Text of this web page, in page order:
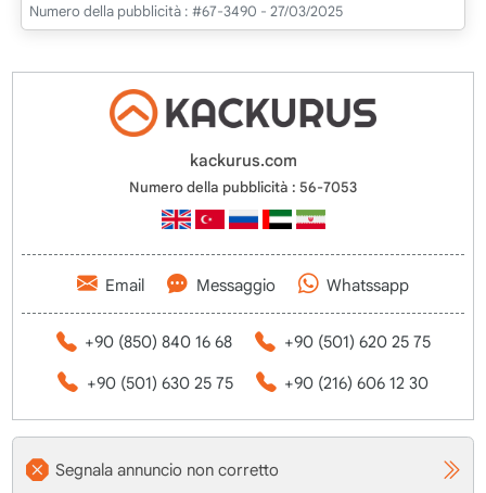
Numero della pubblicità : #67-3490 - 27/03/2025
kackurus.com
Numero della pubblicità : 56-7053
Email Messaggio Whatssapp
+90 (850) 840 16 68 +90 (501) 620 25 75
+90 (501) 630 25 75 +90 (216) 606 12 30
Segnala annuncio non corretto